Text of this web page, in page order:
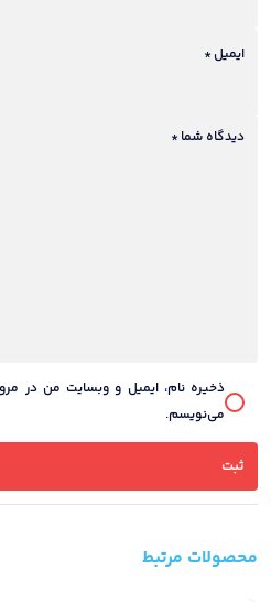
دیدگاه شما *
ایمیل *
ذخیره نام، ایمیل و وبسایت من در
می‌نویسم.
محصولات مرتبط